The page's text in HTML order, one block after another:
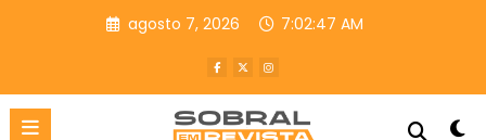
agosto 7, 2026 7:02:48 AM